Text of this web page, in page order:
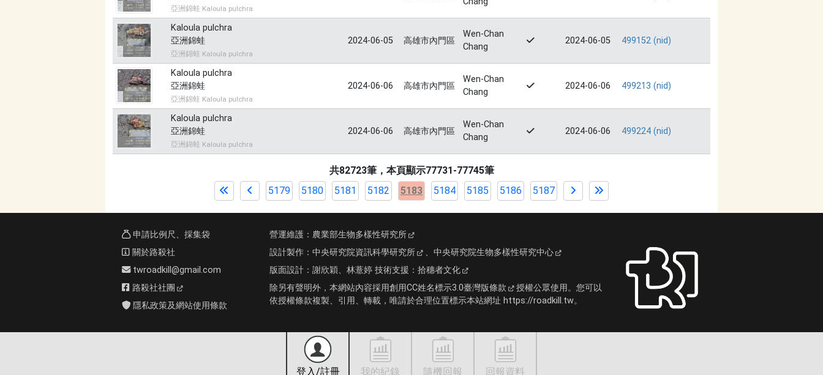
亞洲錦蛙 Kaloula pulchra
Kaloula pulchra
亞洲錦蛙
亞洲錦蛙 Kaloula pulchra
2024-06-05 高雄市內門區
Wen-Chan
Chang
2024-06-05 499152 (nid)
Kaloula pulchra
亞洲錦蛙
亞洲錦蛙 Kaloula pulchra
2024-06-06 高雄市內門區
Wen-Chan
Chang
2024-06-06 499213 (nid)
Kaloula pulchra
亞洲錦蛙
亞洲錦蛙 Kaloula pulchra
2024-06-06 高雄市內門區
Wen-Chan
Chang
2024-06-06 499224 (nid)
共82723筆，本頁顯示77731-77745筆
5179
5180 5181 5182 5183 5184 5185 5186 5187
登入/註冊 我的紀錄 隨機回報 回報資料
申請比例尺、採集袋
關於路殺社
twroadkill@gmail.com
路殺社社團
隱私政策及網站使用條款
營運維護： 農業部生物多樣性研究所
設計製作： 中央研究院資訊科學研究所 、 中央研究院生物多樣性研究中心
版面設計： 謝欣穎、林薏婷 技術支援： 拾穗者文化
除另有聲明外，本網站內容採用創用CC姓名標示3.0臺灣版條款
授權公眾使用。您可以
依授權條款複製、引用、轉載，唯請於合理位置標示本站網址 https://roadkill.tw。